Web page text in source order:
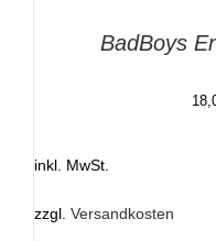
BadBoys
inkl. MwSt.
zzgl. Versandkosten